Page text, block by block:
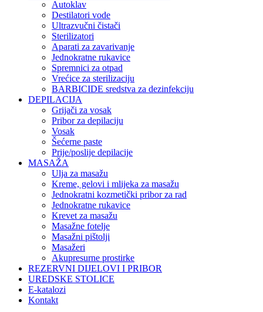
Autoklav
Destilatori vode
Ultrazvučni čistači
Sterilizatori
Aparati za zavarivanje
Jednokratne rukavice
Spremnici za otpad
Vrećice za sterilizaciju
BARBICIDE sredstva za dezinfekciju
DEPILACIJA
Grijači za vosak
Pribor za depilaciju
Vosak
Šećerne paste
Prije/poslije depilacije
MASAŽA
Ulja za masažu
Kreme, gelovi i mlijeka za masažu
Jednokratni kozmetički pribor za rad
Jednokratne rukavice
Krevet za masažu
Masažne fotelje
Masažni pištolji
Masažeri
Akupresurne prostirke
REZERVNI DIJELOVI I PRIBOR
UREDSKE STOLICE
E-katalozi
Kontakt